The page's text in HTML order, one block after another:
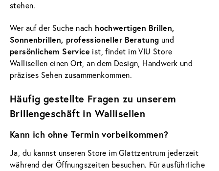
stehen.
Wer auf der Suche nach hochwertigen Brillen,
Sonnenbrillen, professioneller Beratung und
persönlichem Service ist, findet im VIU Store
Wallisellen einen Ort, an dem Design, Handwerk und
präzises Sehen zusammenkommen.
Häufig gestellte Fragen zu unserem
Brillengeschäft in Wallisellen
Kann ich ohne Termin vorbeikommen?
Ja, du kannst unseren Store im Glattzentrum jederzeit
während der Öffnungszeiten besuchen. Für ausführliche